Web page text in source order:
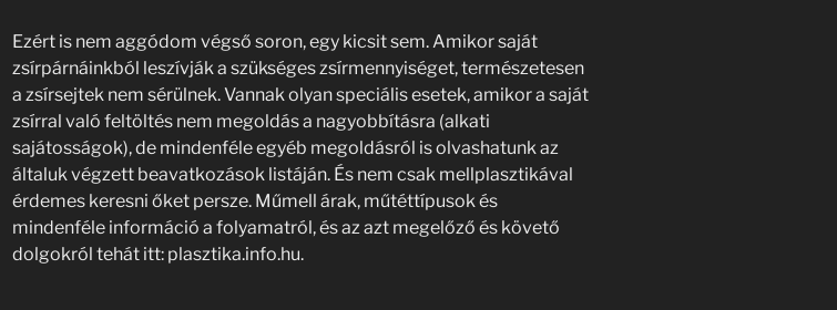
Ezért is nem aggódom végső soron, egy kicsit sem. Amikor saját
zsírpárnáinkból leszívják a szükséges zsírmennyiséget, természetesen
a zsírsejtek nem sérülnek. Vannak olyan speciális esetek, amikor a saját
zsírral való feltöltés nem megoldás a nagyobbításra (alkati
sajátosságok), de mindenféle egyéb megoldásról is olvashatunk az
általuk végzett beavatkozások listáján. És nem csak mellplasztikával
érdemes keresni őket persze. Műmell árak, műtéttípusok és
mindenféle információ a folyamatról, és az azt megelőző és követő
dolgokról tehát itt: plasztika.info.hu.